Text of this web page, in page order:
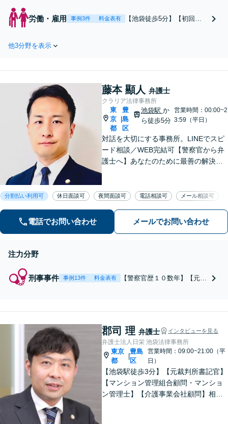
責任者を務め、豊富な実績と
経験値が強みです。示談交
労働・雇用 事例3件 料金表有
【池袋徒歩5分】【初回相
す。大手事務所勤務含め、
ピーディーな対応が信条
で、早期解決。【弁護士は
頼りになると言われたい】
他3分野を表示
藤本 顯人 弁護士
クラリア法律事務所
東
京
都
豊
島
区
池袋駅 か
ら徒歩5分
営業時間：00:00~2
3:59（平日）
対話を大切にする事務所。LINEでスピ
ード相談／WEB完結可【警察官から弁
護士へ】あなたのために最善の解決を
民事から刑事事件まで幅広く支援【完
分割払い利用可 休日面談可 夜間面談可 電話相談可 メール相談可
電話でお問い合わせ メールでお問い合わせ
注力分野
刑事事件 事例13件 料金表有
【警察官歴１０数年】【元警
査経験を活かした先回りのサ
ポートが強み。高い交渉力で
示談成立へ尽力。少年事件／
告訴・告発の経験多数有り
郡司 理 弁護士 インタビューを見る
弁護士法人日栄 池袋法律事務所
東京
都
|
豊島
区
営業時間：09:00~21:00（平
日）
【池袋駅徒歩3分】【元裁判所書記官】
【マンション管理組合顧問・マンショ
ン管理士】【介護事業会社顧問】相